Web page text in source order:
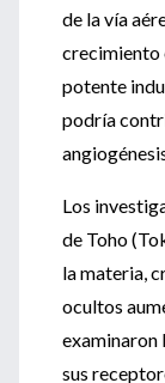
de la vía
crecimiento
potente
podría
Los
de Toho
la materia,
ocultos
examinaron
sus